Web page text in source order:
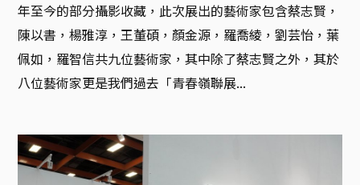
年至今的部分攝影收藏，此次展出的藝術家包含蔡志賢，
陳以書，楊雅淳，王董碩，顏金源，羅喬綾，劉芸怡，葉
佩如，羅智信共九位藝術家，其中除了蔡志賢之外，其於
八位藝術家更是我們過去「青春嶺聯展...